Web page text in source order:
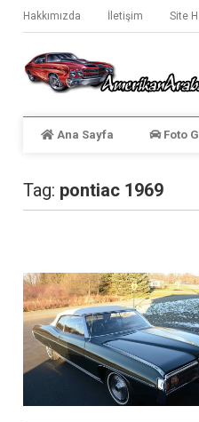
Hakkımızda İletişim Site
Ana Sayfa Foto
Tag: pontiac 1969